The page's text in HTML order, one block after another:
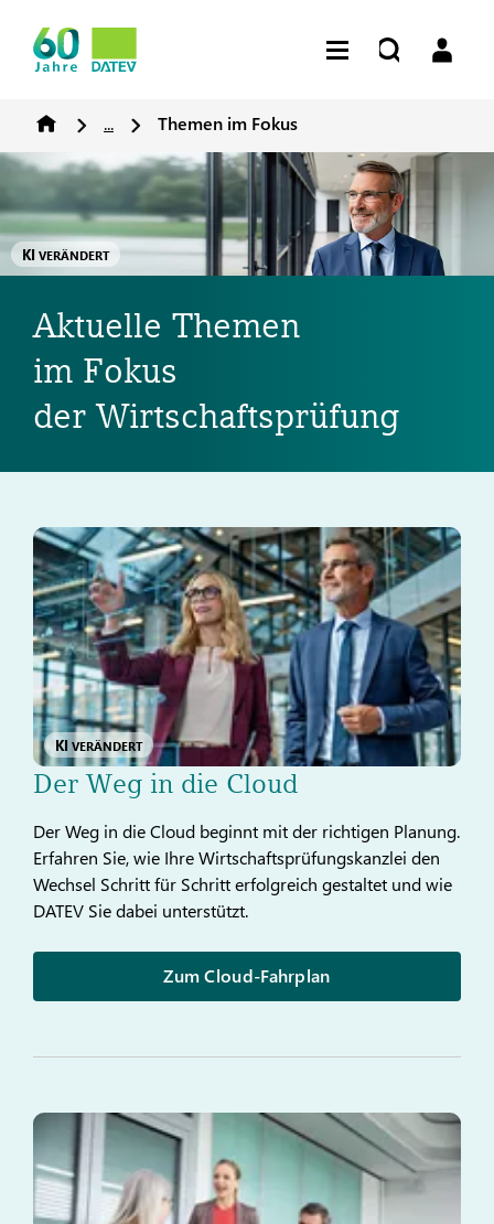
... Themen im Fokus
KI VERÄNDERT
Aktuelle Themen
im Fokus
der Wirtschaftsprüfung
KI VERÄNDERT
Der Weg in die Cloud
Der Weg in die Cloud beginnt mit der richtigen Planung.
Erfahren Sie, wie Ihre Wirtschaftsprüfungskanzlei den
Wechsel Schritt für Schritt erfolgreich gestaltet und wie
DATEV Sie dabei unterstützt.
Zum Cloud-Fahrplan